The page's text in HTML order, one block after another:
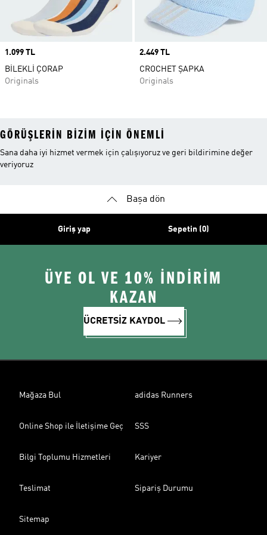
Price
1.099 TL
BİLEKLİ ÇORAP
Originals
Price
2.449 TL
CROCHET ŞAPKA
Originals
GÖRÜŞLERIN BIZIM IÇIN ÖNEMLI
Sana daha iyi hizmet vermek için çalışıyoruz ve geri bildirimine değer
veriyoruz
Başa dön
Giriş yap Sepetin (0)
ÜYE OL VE 10% İNDİRİM
KAZAN
ÜCRETSİZ KAYDOL
Mağaza Bul adidas Runners
Online Shop ile İletişime Geç SSS
Bilgi Toplumu Hizmetleri Kariyer
Teslimat Sipariş Durumu
Sitemap